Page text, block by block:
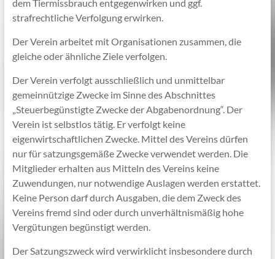
dem Tiermissbrauch entgegenwirken und ggf.
strafrechtliche Verfolgung erwirken.
Der Verein arbeitet mit Organisationen zusammen, die
gleiche oder ähnliche Ziele verfolgen.
Der Verein verfolgt ausschließlich und unmittelbar
gemeinnützige Zwecke im Sinne des Abschnittes
„Steuerbegünstigte Zwecke der Abgabenordnung“. Der
Verein ist selbstlos tätig. Er verfolgt keine
eigenwirtschaftlichen Zwecke. Mittel des Vereins dürfen
nur für satzungsgemäße Zwecke verwendet werden. Die
Mitglieder erhalten aus Mitteln des Vereins keine
Zuwendungen, nur notwendige Auslagen werden erstattet.
Keine Person darf durch Ausgaben, die dem Zweck des
Vereins fremd sind oder durch unverhältnismäßig hohe
Vergütungen begünstigt werden.
Der Satzungszweck wird verwirklicht insbesondere durch